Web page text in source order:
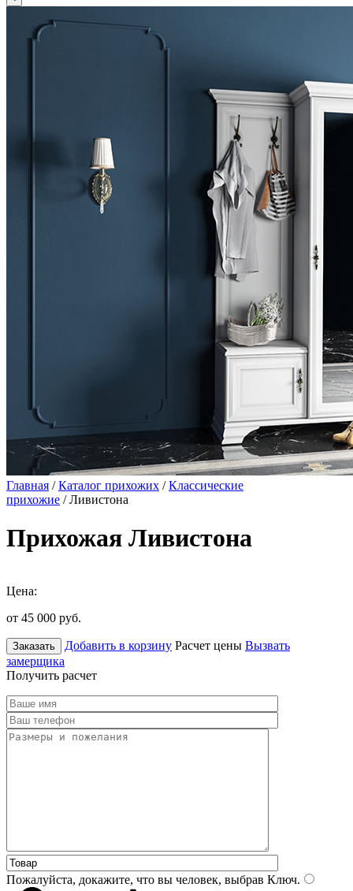
Главная /Каталог прихожих /Классические
прихожие / Ливистона
Прихожая Ливистона
Цена:
от 45 000 руб.
Заказать Добавить в корзину Расчет цены Вызвать
замерщика
Получить расчет
Пожалуйста, докажите, что вы человек, выбрав Ключ.